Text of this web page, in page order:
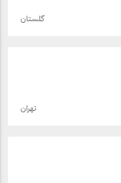
گلستان
تهران